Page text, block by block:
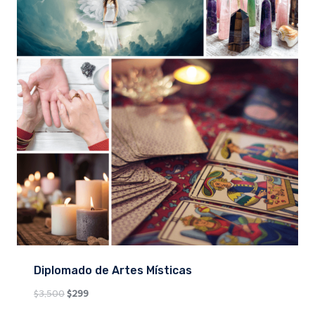
Diplomado de Artes Místicas
$3,500Original
$299Current